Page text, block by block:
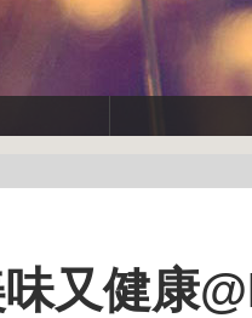
又健康